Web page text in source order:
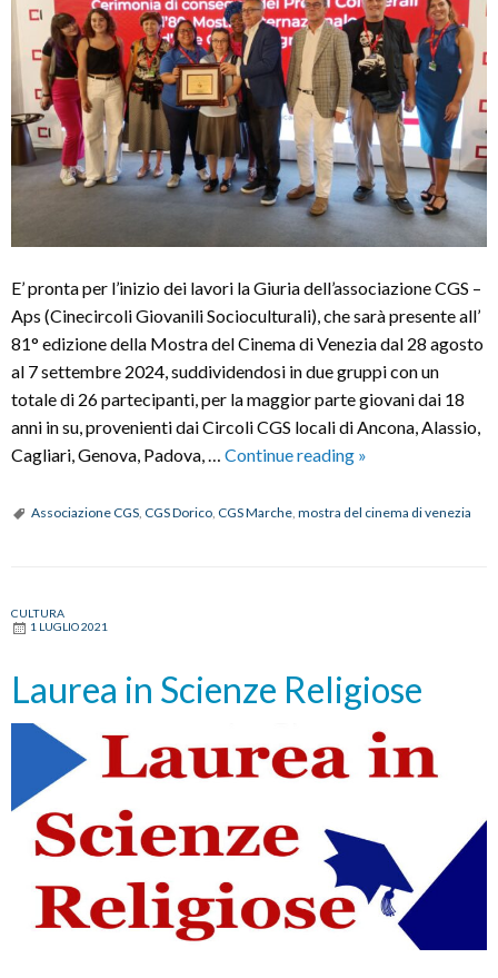
E’ pronta per l’inizio dei lavori la Giuria dell’associazione CGS –
Aps (Cinecircoli Giovanili Socioculturali), che sarà presente all’
81° edizione della Mostra del Cinema di Venezia dal 28 agosto
al 7 settembre 2024, suddividendosi in due gruppi con un
totale di 26 partecipanti, per la maggior parte giovani dai 18
anni in su, provenienti dai Circoli CGS locali di Ancona, Alassio,
Cagliari, Genova, Padova, … Continue reading DALLE
A
MARCHE
ALLA
MOSTRA
DEL
»
Associazione CGS CGS Dorico CGS Marche mostra del cinema di venezia
CULTURA
1 LUGLIO 2021
Laurea in Scienze Religiose